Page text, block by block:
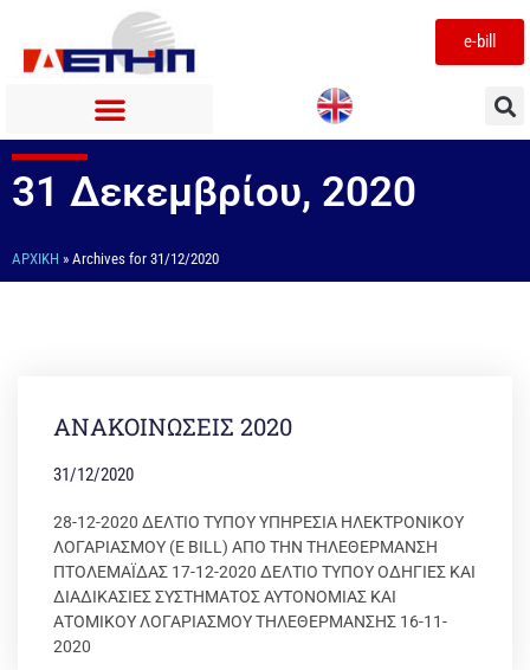
e-bill
31 Δεκεμβρίου, 2020
ΑΡΧΙΚΉ » Archives for 31/12/2020
ΑΝΑΚΟΙΝΩΣΕΙΣ 2020
31/12/2020
28-12-2020 ΔΕΛΤΙΟ ΤΥΠΟΥ ΥΠΗΡΕΣΙΑ ΗΛΕΚΤΡΟΝΙΚΟΥ
ΛΟΓΑΡΙΑΣΜΟΥ (E BILL) ΑΠΟ ΤΗΝ ΤΗΛΕΘΕΡΜΑΝΣΗ
ΠΤΟΛΕΜΑΪΔΑΣ 17-12-2020 ΔΕΛΤΙΟ ΤΥΠΟΥ ΟΔΗΓΙΕΣ ΚΑΙ
ΔΙΑΔΙΚΑΣΙΕΣ ΣΥΣΤΗΜΑΤΟΣ ΑΥΤΟΝΟΜΙΑΣ ΚΑΙ
ΑΤΟΜΙΚΟΥ ΛΟΓΑΡΙΑΣΜΟΥ ΤΗΛΕΘΕΡΜΑΝΣΗΣ 16-11-
2020